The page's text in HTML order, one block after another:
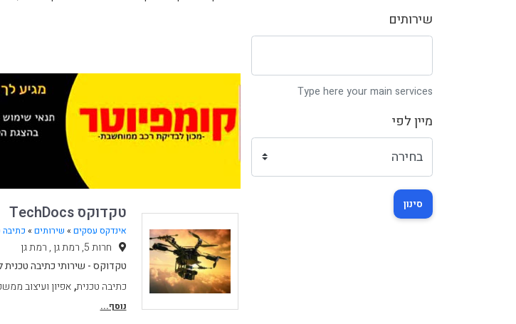
שירותים
Type here your main services
מיין לפי
סינון טקדוקס TechDocs
אינדקס עסקים » שירותים » כתיבה
חרות 5, רמת גן , רמת גן
טקדוקס - שירותי כתיבה
כתיבה טכנית,אפיון ועיצוב
נוסף...